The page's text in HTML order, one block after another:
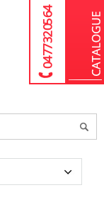
04 77 32 05 64